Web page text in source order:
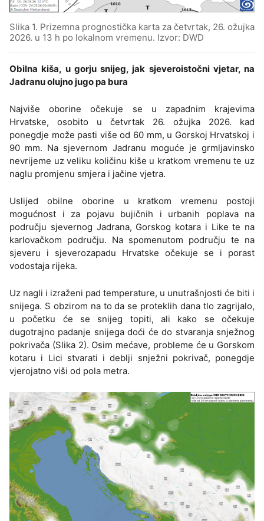
Slika 1. Prizemna prognostička karta za četvrtak, 26. ožujka
2026. u 13 h po lokalnom vremenu. Izvor: DWD
Obilna kiša, u gorju snijeg, jak sjeveroistočni vjetar, na
Jadranu olujno jugo pa bura
Najviše oborine očekuje se u zapadnim krajevima
Hrvatske, osobito u četvrtak 26. ožujka 2026. kad
ponegdje može pasti više od 60 mm, u Gorskoj Hrvatskoj i
90 mm. Na sjevernom Jadranu moguće je grmljavinsko
nevrijeme uz veliku količinu kiše u kratkom vremenu te uz
naglu promjenu smjera i jačine vjetra.
Uslijed obilne oborine u kratkom vremenu postoji
mogućnost i za pojavu bujičnih i urbanih poplava na
području sjevernog Jadrana, Gorskog kotara i Like te na
karlovačkom području. Na spomenutom području te na
sjeveru i sjeverozapadu Hrvatske očekuje se i porast
vodostaja rijeka.
Uz nagli i izraženi pad temperature, u unutrašnjosti će biti i
snijega. S obzirom na to da se proteklih dana tlo zagrijalo,
u početku će se snijeg topiti, ali kako se očekuje
dugotrajno padanje snijega doći će do stvaranja snježnog
pokrivača (Slika 2). Osim mećave, probleme će u Gorskom
kotaru i Lici stvarati i deblji snježni pokrivač, ponegdje
vjerojatno viši od pola metra.